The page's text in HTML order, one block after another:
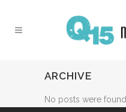
ARCHIVE
No posts were found.